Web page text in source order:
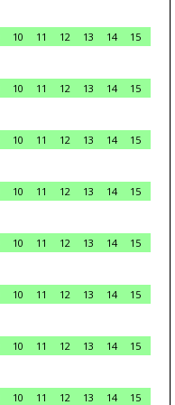
10 11 12 13 14
15
10 11 12 13 14
15
10 11 12 13 14
15
10 11 12 13 14
15
10 11 12 13 14
15
10 11 12 13 14
15
10 11 12 13 14
15
10 11 12 13 14
15